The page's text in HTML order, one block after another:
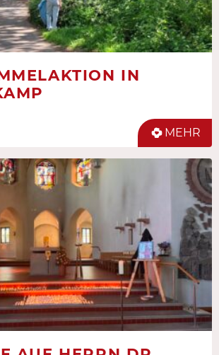
IN
MEHR